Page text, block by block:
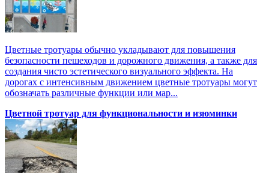
Цветные тротуары обычно укладывают для повышения
безопасности пешеходов и дорожного движения, а также для
создания чисто эстетического визуального эффекта. На
дорогах с интенсивным движением цветные тротуары могут
обозначать различные функции или мар...
Цветной тротуар для функциональности и изюминки